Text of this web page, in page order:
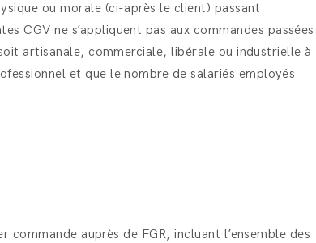
ou morale (ci-après le client) passant
CGV ne s’appliquent pas aux commandes passées
artisanale, commerciale, libérale ou industrielle à
et que le nombre de salariés employés
auprès de FGR, incluant l’ensemble des